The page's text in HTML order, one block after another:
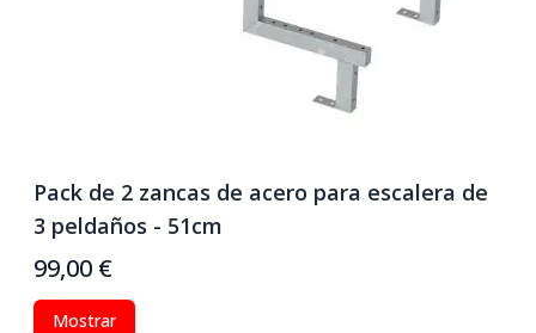
Pack de 2 zancas de acero para escalera de
3 peldaños - 51cm
99,00 €
Mostrar